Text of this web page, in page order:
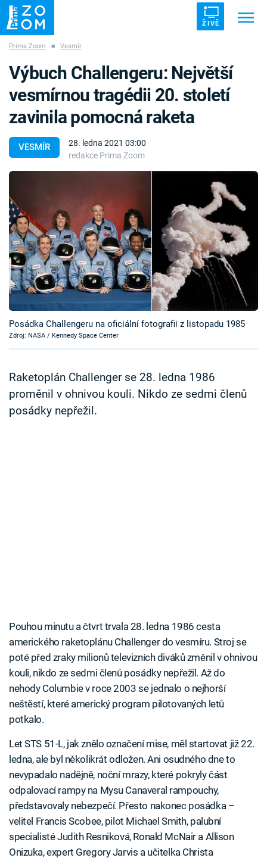
ŽIVĚ
ZÁHADY VETŘELCI DÁVNOVĚKU
Témata
Pořady
TV Program
Časopis
Sledujte prima+
Sledujte nás
Prima Zoom ■ Vesmír
VESMÍR
28. ledna 2021 03:00
redakce Prima Zoom
Výbuch Challengeru: Největší
vesmírnou tragédii 20. století
zavinila pomocná raketa
Posádka Challengeru na oficiální fotografii z listopadu 1985
Zdroj: NASA / Kennedy Space Center
Raketoplán Challenger se 28. ledna 1986
proměnil v ohnivou kouli. Nikdo ze sedmi členů
posádky nepřežil.
Pouhou minutu a čtvrt trvala 28. ledna 1986 cesta
amerického raketoplánu Challenger do vesmíru. Stroj se
poté před zraky milionů televizních diváků změnil v ohnivou
kouli, nikdo ze sedmi členů posádky nepřežil. Až do
nehody Columbie v roce 2003 se jednalo o nejhorší
neštěstí, které americký program pilotovaných letů
potkalo.
Let STS 51-L, jak znělo označení mise, měl startovat již 22.
ledna, ale byl několikrát odložen. Ani osudného dne to
nevypadalo nadějně, noční mrazy, které pokryly část
odpalovací rampy na Mysu Canaveral rampouchy,
představovaly nebezpečí. Přesto nakonec posádka –
velitel Francis Scobee, pilot Michael Smith, palubní
specialisté Judith Resniková, Ronald McNair a Allison
Onizuka, expert Gregory Jarvis a učitelka Christa